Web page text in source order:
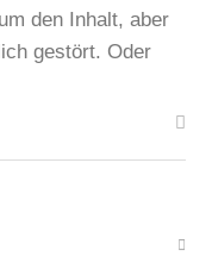
den Inhalt, aber
gestört. Oder